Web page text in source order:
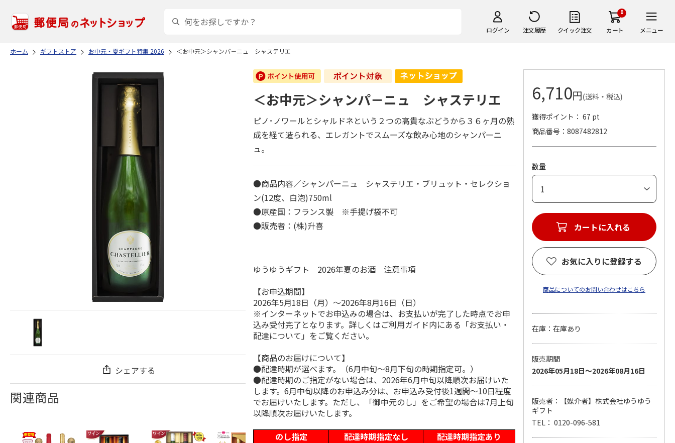
ログイン 注文履歴 クイック注文
0
カート メニュー
ホーム ギフトストア お中元・夏ギフト特集 2026 ＜お中元＞シャンパ－ニュ シャステリエ
シェアする
関連商品
＜お中元＞シャンパ－ニュ シャステリエ
ピノ･ノワールとシャルドネという２つの高貴なぶどうから３６ヶ月の熟
成を経て造られる、エレガントでスムーズな飲み心地のシャンパーニ
ュ。
●商品内容／シャンパーニュ シャステリエ・ブリュット・セレクショ
ン(12度、白泡)750ml
●原産国：フランス製 ※手提げ袋不可
●販売者：(株)升喜
ゆうゆうギフト 2026年夏のお酒 注意事項
【お申込期間】
2026年5月18日（月）～2026年8月16日（日）
※インターネットでお申込みの場合は、お支払いが完了した時点でお申
込み受付完了となります。詳しくはご利用ガイド内にある「お支払い・
配達について」をご覧ください。
【商品のお届けについて】
●配達時期が選べます。（6月中旬～8月下旬の時期指定可。）
●配達時期のご指定がない場合は、2026年6月中旬以降順次お届けいた
します。6月中旬以降のお申込み分は、お申込み受付後1週間～10日程度
でお届けいたします。ただし、「御中元のし」をご希望の場合は7月上旬
以降順次お届けいたします。
のし指定
配達時期指定なし
配達時期指定あり
6,710円(送料・税込)
獲得ポイント： 67 pt
商品番号
8087482812
数量
カートに入れる
お気に入りに登録する
商品についてのお問い合わせはこちら
在庫：在庫あり
販売期間
2026年05月18日～2026年08月16日
販売者：【媒介者】株式会社ゆうゆう
ギフト
TEL： 0120-096-581